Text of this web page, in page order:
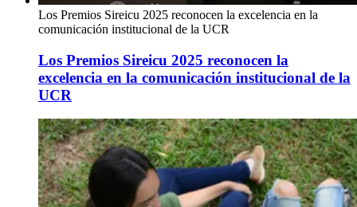
Los Premios Sireicu 2025 reconocen la excelencia en la
comunicación institucional de la UCR
Los Premios Sireicu 2025 reconocen la
excelencia en la comunicación institucional de la
UCR